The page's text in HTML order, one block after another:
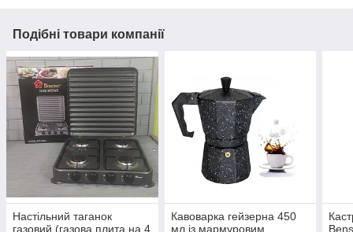
Подібні товари компанії
Настільний таганок
газовий (газова плита на 4
Кавоварка гейзерна 450
мл із мармуровим